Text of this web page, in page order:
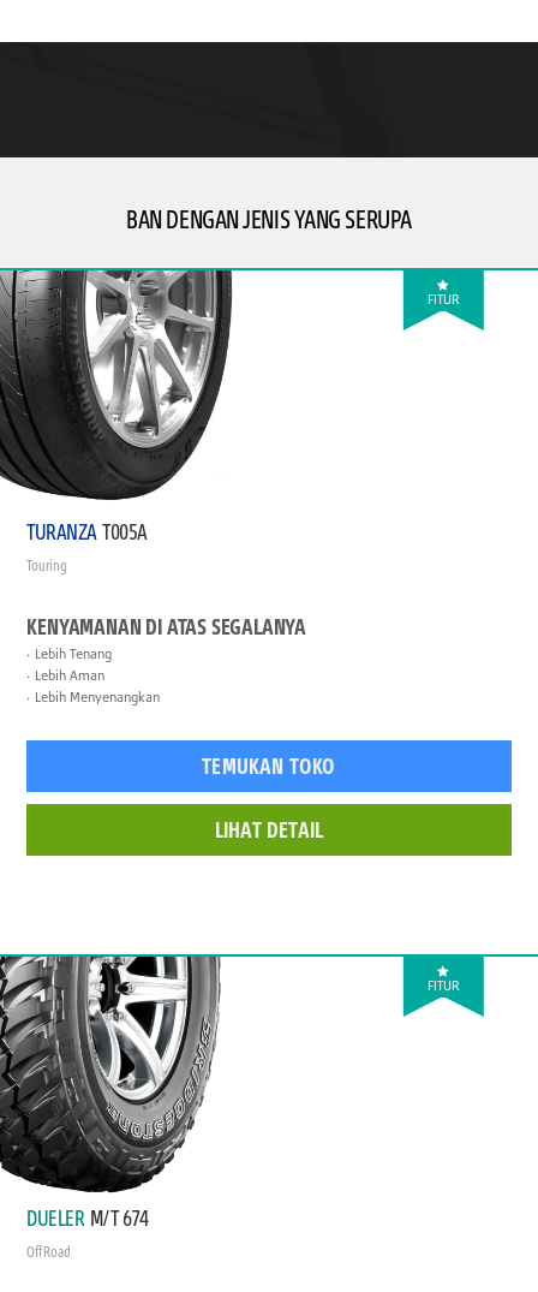
BAN DENGAN JENIS YANG SERUPA
FITUR
TURANZAT005A
Touring
KENYAMANAN DI ATAS SEGALANYA
Lebih Tenang
Lebih Aman
Lebih Menyenangkan
TEMUKAN TOKO
LIHAT DETAIL
FITUR
DUELER M/T 674
Off Road